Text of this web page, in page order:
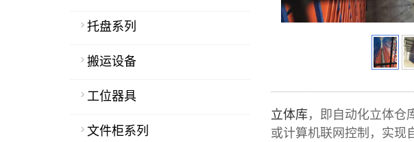
立体库，即自动化立体仓
或计算机联网控制，实
托盘系列
搬运设备
工位器具
文件柜系列